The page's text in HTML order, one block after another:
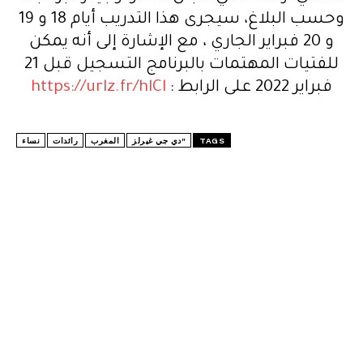
وحسب البلاغ، سيجرى هذا التدريب أيام 18 و 19
و 20 فبراير الجاري ، مع الإشارة إلى أنه يمكن
للفتيات المهتمات بالبرنامج التسجيل قبل 21
فبراير 2022 على الرابط :
https://urlz.fr/hlCl
TAGS "دي جي غيرلز المغرب رائدات نساء